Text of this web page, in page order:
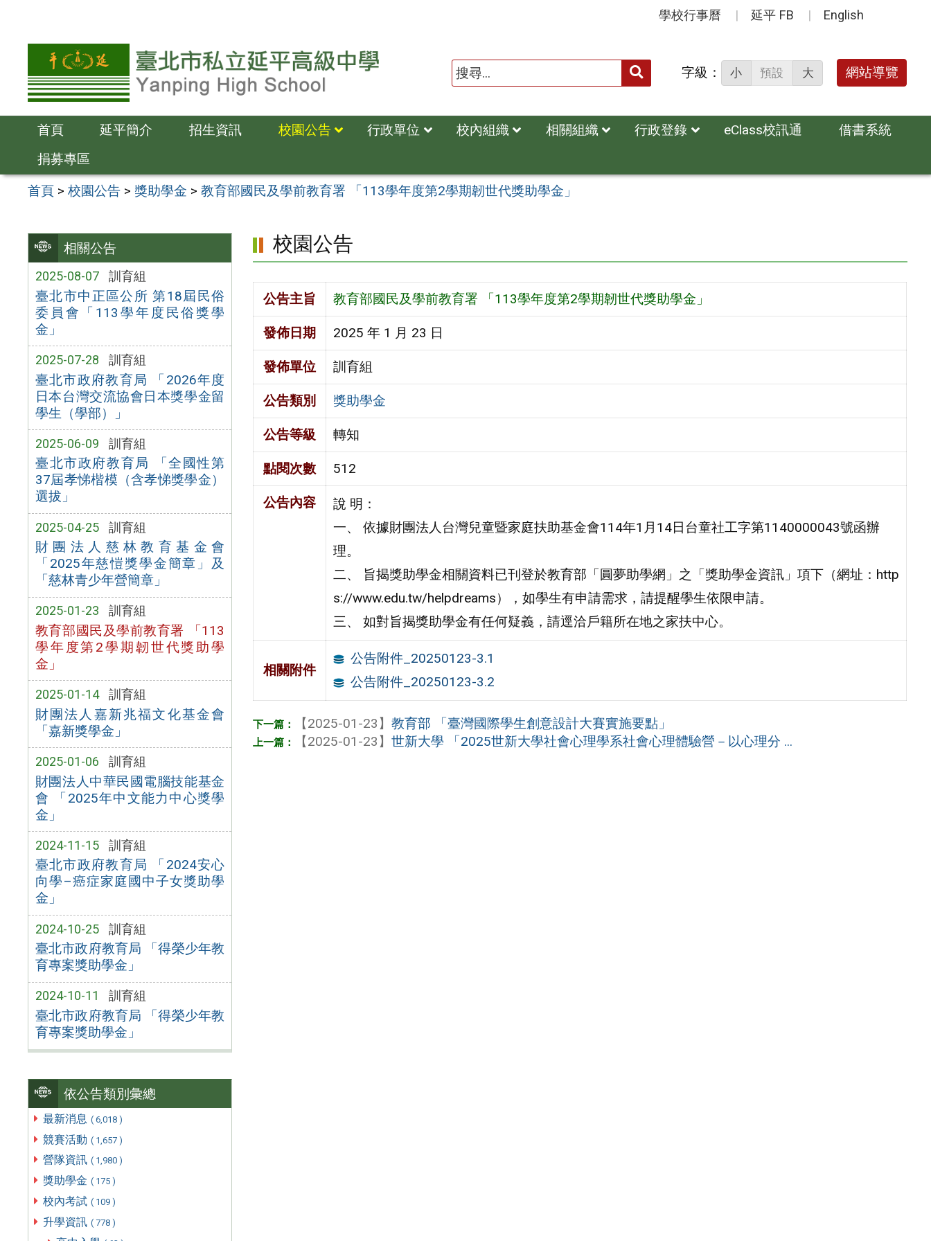
容
學校行事曆 延平 FB English
送出 字級： 小 預設 大 網站導覽
首頁 延平簡介 招生資訊 校園公告 行政單位 校內組織 相關組織 行政登錄 eClass校訊通
借書系統
捐募專區
首頁 >校園公告 > 獎助學金 >教育部國民及學前教育署 「113學年度第2學期韌世代獎助學金」
相關公告
2025-08-07 訓育組
臺北市中正區公所 第18屆民俗
委員會「113學年度民俗獎學
金」
2025-07-28 訓育組
臺北市政府教育局 「2026年度
日本台灣交流協會日本獎學金留
學生（學部）」
2025-06-09 訓育組
臺北市政府教育局 「全國性第
37屆孝悌楷模（含孝悌獎學金）
選拔」
2025-04-25 訓育組
財團法人慈林教育基金會
「2025年慈愷獎學金簡章」及
「慈林青少年營簡章」
2025-01-23 訓育組
教育部國民及學前教育署 「113
學年度第2學期韌世代獎助學
金」
2025-01-14 訓育組
財團法人嘉新兆福文化基金會
「嘉新獎學金」
2025-01-06 訓育組
財團法人中華民國電腦技能基金
會 「2025年中文能力中心獎學
金」
2024-11-15 訓育組
臺北市政府教育局 「2024安心
向學–癌症家庭國中子女獎助學
金」
2024-10-25 訓育組
臺北市政府教育局 「得榮少年教
育專案獎助學金」
2024-10-11 訓育組
臺北市政府教育局 「得榮少年教
育專案獎助學金」
依公告類別彙總
最新消息 ( 6,018 )
競賽活動 ( 1,657 )
營隊資訊 ( 1,980 )
獎助學金 ( 175 )
校內考試 ( 109 )
升學資訊 ( 778 )
校園公告
公告主旨 教育部國民及學前教育署 「113學年度第2學期韌世代獎助學金」
發佈日期 2025 年 1 月 23 日
發佈單位 訓育組
公告類別 獎助學金
公告等級 轉知
點閱次數 512
公告內容
說 明：
一、 依據財團法人台灣兒童暨家庭扶助基金會114年1月14日台童社工字第1140000043號函辦
理。
二、 旨揭獎助學金相關資料已刊登於教育部「圓夢助學網」之「獎助學金資訊」項下（網址：http
s://www.edu.tw/helpdreams），如學生有申請需求，請提醒學生依限申請。
三、 如對旨揭獎助學金有任何疑義，請逕洽戶籍所在地之家扶中心。
相關附件
公告附件_20250123-3.1
公告附件_20250123-3.2
【2025-01-23】教育部 「臺灣國際學生創意設計大賽實施要點」
【2025-01-23】世新大學 「2025世新大學社會心理學系社會心理體驗營－以心理分 ...